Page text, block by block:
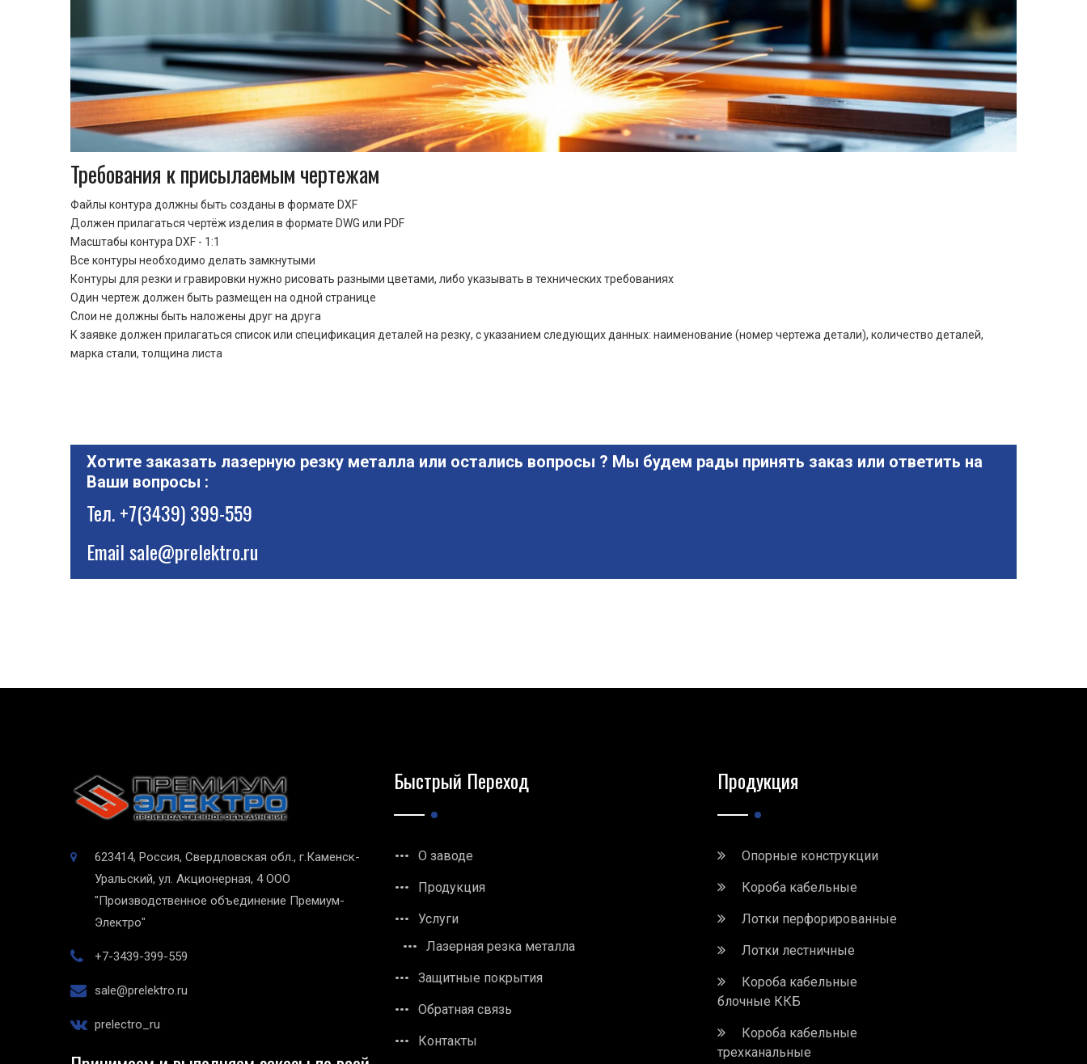
Требования к присылаемым чертежам
Файлы контура должны быть созданы в формате DXF
Должен прилагаться чертёж изделия в формате DWG или PDF
Масштабы контура DXF - 1:1
Все контуры необходимо делать замкнутыми
Контуры для резки и гравировки нужно рисовать разными цветами, либо указывать в технических требованиях
Один чертеж должен быть размещен на одной странице
Cлои не должны быть наложены друг на друга
К заявке должен прилагаться список или спецификация деталей на резку, с указанием следующих данных: наименование (номер чертежа детали), количество деталей,
марка стали, толщина листа
Хотите заказать лазерную резку металла или остались вопросы ? Мы будем рады принять заказ или ответить на
Ваши вопросы :
Тел.+7(3439) 399-559
Emailsale@prelektro.ru
623414, Россия, Свердловская обл., г.Каменск-
Уральский, ул. Акционерная, 4 ООО
"Производственное объединение Премиум-
Электро"
+7-3439-399-559
sale@prelektro.ru
prelectro_ru
Быстрый Переход
О заводе
Продукция
Услуги
Лазерная резка металла
Защитные покрытия
Обратная связь
Контакты
Продукция
Опорные конструкции
Короба кабельные
Лотки перфорированные
Лотки лестничные
Короба кабельные
блочные ККБ
Короба кабельные
трехканальные